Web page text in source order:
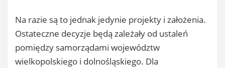
Na razie są to jednak jedynie projekty i założenia.
Ostateczne decyzje będą zależały od ustaleń
pomiędzy samorządami województw
wielkopolskiego i dolnośląskiego. Dla